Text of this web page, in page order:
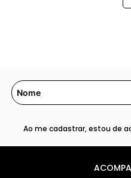
Ao me cadastrar, estou de